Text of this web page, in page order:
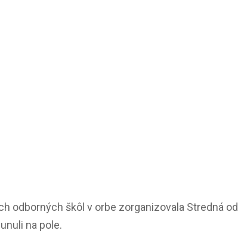
odborných škôl v orbe zorganizovala Stredná
na pole.